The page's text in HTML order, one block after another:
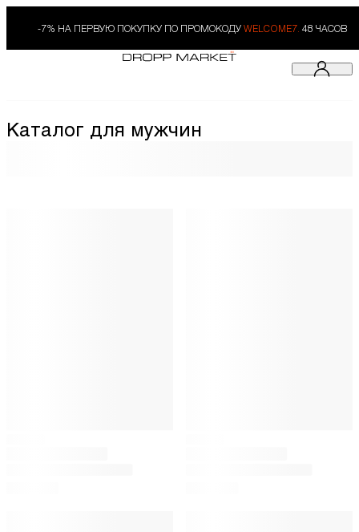
-7% НА ПЕРВУЮ ПОКУПКУ ПО ПРОМОКОДУ WELCOME7. 48 ЧАСОВ
Каталог для мужчин